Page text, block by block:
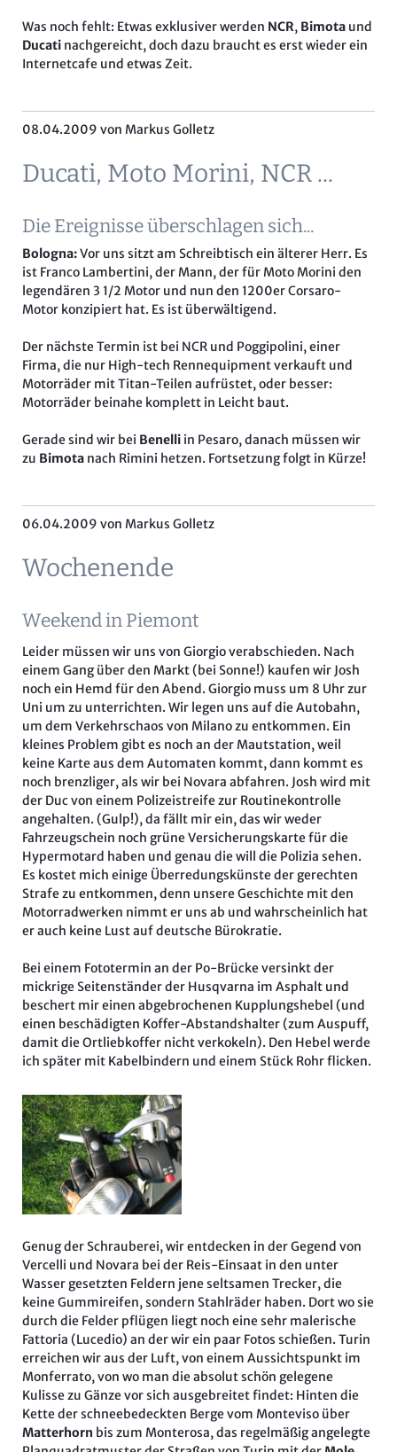
Was noch fehlt: Etwas exklusiver werden NCR, Bimota und
Ducati nachgereicht, doch dazu braucht es erst wieder ein
Internetcafe und etwas Zeit.
08.04.2009 von Markus Golletz
Ducati, Moto Morini, NCR ...
Die Ereignisse überschlagen sich...
Bologna:Vor uns sitzt am Schreibtisch ein älterer Herr. Es
ist Franco Lambertini, der Mann, der für Moto Morini den
legendären 3 1/2 Motor und nun den 1200er Corsaro-
Motor konzipiert hat. Es ist überwältigend.
Der nächste Termin ist bei NCR und Poggipolini, einer
Firma, die nur High-tech Rennequipment verkauft und
Motorräder mit Titan-Teilen aufrüstet, oder besser:
Motorräder beinahe komplett in Leicht baut.
Gerade sind wir bei Benelli in Pesaro, danach müssen wir
zu Bimota nach Rimini hetzen. Fortsetzung folgt in Kürze!
06.04.2009 von Markus Golletz
Wochenende
Weekend in Piemont
Leider müssen wir uns von Giorgio verabschieden. Nach
einem Gang über den Markt (bei Sonne!) kaufen wir Josh
noch ein Hemd für den Abend. Giorgio muss um 8 Uhr zur
Uni um zu unterrichten. Wir legen uns auf die Autobahn,
um dem Verkehrschaos von Milano zu entkommen. Ein
kleines Problem gibt es noch an der Mautstation, weil
keine Karte aus dem Automaten kommt, dann kommt es
noch brenzliger, als wir bei Novara abfahren. Josh wird mit
der Duc von einem Polizeistreife zur Routinekontrolle
angehalten. (Gulp!), da fällt mir ein, das wir weder
Fahrzeugschein noch grüne Versicherungskarte für die
Hypermotard haben und genau die will die Polizia sehen.
Es kostet mich einige Überredungskünste der gerechten
Strafe zu entkommen, denn unsere Geschichte mit den
Motorradwerken nimmt er uns ab und wahrscheinlich hat
er auch keine Lust auf deutsche Bürokratie.
Bei einem Fototermin an der Po-Brücke versinkt der
mickrige Seitenständer der Husqvarna im Asphalt und
beschert mir einen abgebrochenen Kupplungshebel (und
einen beschädigten Koffer-Abstandshalter (zum Auspuff,
damit die Ortliebkoffer nicht verkokeln). Den Hebel werde
ich später mit Kabelbindern und einem Stück Rohr flicken.
Genug der Schrauberei, wir entdecken in der Gegend von
Vercelli und Novara bei der Reis-Einsaat in den unter
Wasser gesetzten Feldern jene seltsamen Trecker, die
keine Gummireifen, sondern Stahlräder haben. Dort wo sie
durch die Felder pflügen liegt noch eine sehr malerische
Fattoria (Lucedio) an der wir ein paar Fotos schießen. Turin
erreichen wir aus der Luft, von einem Aussichtspunkt im
Monferrato, von wo man die absolut schön gelegene
Kulisse zu Gänze vor sich ausgebreitet findet: Hinten die
Kette der schneebedeckten Berge vom Monteviso über
Matterhorn bis zum Monterosa, das regelmäßig angelegte